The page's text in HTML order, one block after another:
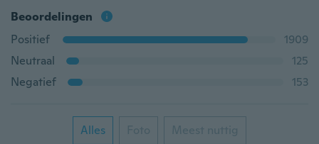
Beoordelingen
Positief
1909
Neutraal
125
Negatief
153
Alles Foto Meest nuttig